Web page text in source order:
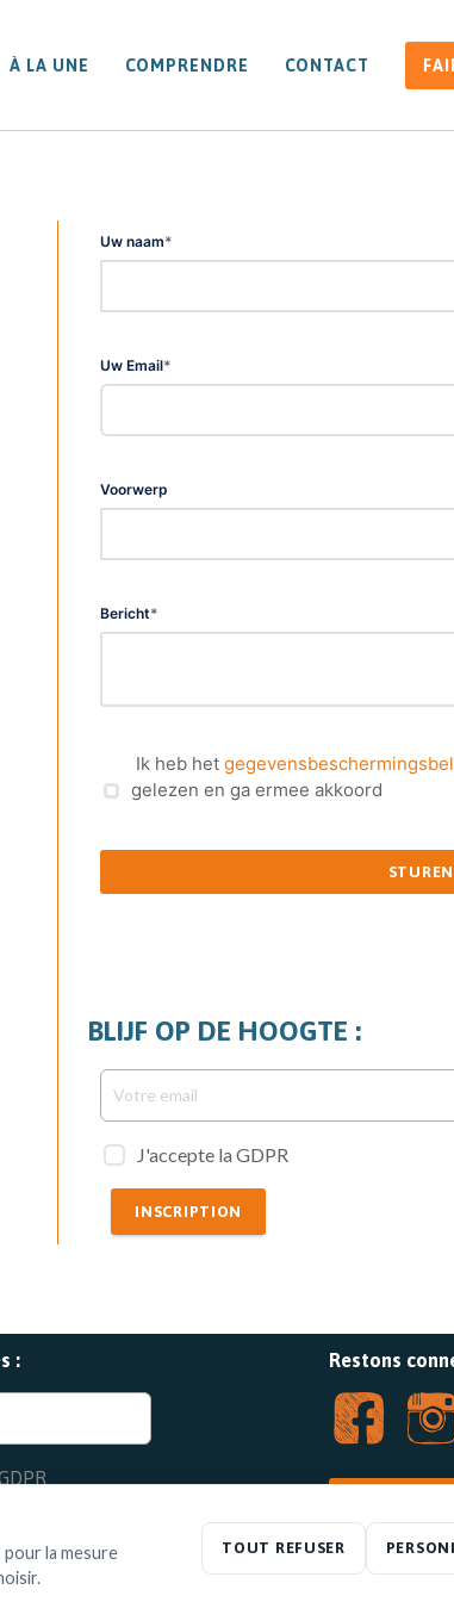
À LA UNE COMPRENDRE CONTACT
Uw naam*
Uw Email*
Voorwerp
Bericht*
Ik heb het
gelezen en ga ermee akkoord
STUREN
BLIJF OP DE HOOGTE :
J'accepte la GDPR
INSCRIPTION
: Restons
la mesure
TOUT REFUSER